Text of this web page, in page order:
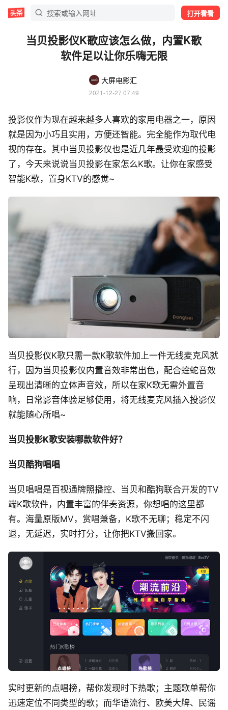
打开看看
当贝投影仪K歌应该怎么做，内置K歌
软件足以让你乐嗨无限
大屏电影汇
2021-12-27 07:49
投影仪作为现在越来越多人喜欢的家用电器之一，原因
就是因为小巧且实用，方便还智能。完全能作为取代电
视的存在。其中当贝投影仪也是近几年最受欢迎的投影
了，今天来说说当贝投影在家怎么K歌。让你在家感受
智能K歌，置身KTV的感觉~
当贝投影仪K歌只需一款K歌软件加上一件无线麦克风就
行，因为当贝投影仪内置音效非常出色，配合蝰蛇音效
呈现出清晰的立体声音效，所以在家K歌无需外置音
响，日常影音体验足够使用，将无线麦克风插入投影仪
就能随心所唱~
当贝投影K歌安装哪款软件好？
当贝酷狗唱唱
当贝唱唱是百视通牌照播控、当贝和酷狗联合开发的TV
端K歌软件，内置丰富的伴奏资源，你想唱的这里都
有。海量原版MV，赏唱兼备，K歌不无聊；稳定不闪
退，无延迟，实时打分，让你把KTV搬回家。
实时更新的点唱榜，帮你发现时下热歌；主题歌单帮你
迅速定位不同类型的歌；而华语流行、欧美大牌、民谣